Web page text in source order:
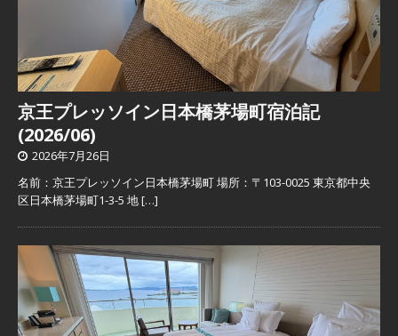
京王プレッソイン日本橋茅場町宿泊記
(2026/06)
2026年7月26日
名前：京王プレッソイン日本橋茅場町 場所：〒103-0025 東京都中央
区日本橋茅場町1-3-5 地[…]